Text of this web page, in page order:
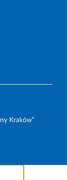
Kraków”